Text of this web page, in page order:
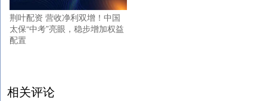
荆叶配资 营收净利双增！中国
太保“中考”亮眼，稳步增加权益
配置
相关评论